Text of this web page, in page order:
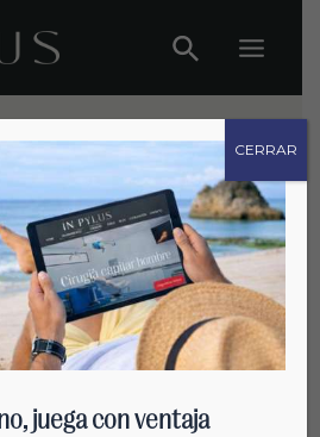
Menu
juega con ventaja
CERRAR